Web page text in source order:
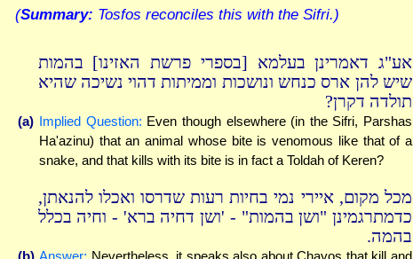
(Summary: Tosfos reconciles this with the Sifri.)
אע"ג דאמרינן בעלמא [בספרי פרשת האזינו] בהמות
שיש להן ארס כנחש ונושכות וממיתות דהוי נשיכה שהיא
תולדה דקרן?
(a) Implied Question: Even though elsewhere (in the Sifri, Parshas
Ha'azinu) that an animal whose bite is venomous like that of a
snake, and that kills with its bite is in fact a Toldah of Keren?
מכל מקום, איירי נמי בחיות רעות שדרסו ואכלו להנאתן,
כדמתרגמינן "ושן בהמות" - 'ושן דחיה ברא' - וחיה בכלל
בהמה.
(b) Answer: Nevertheless, it speaks also about Chayos that kill and